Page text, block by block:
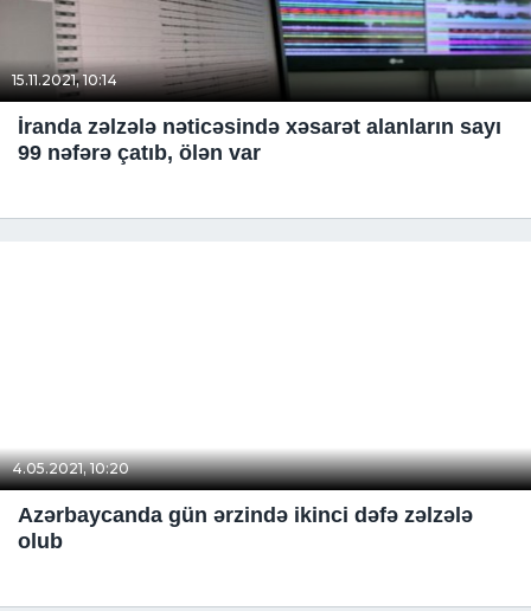
15.11.2021, 10:14
İranda zəlzələ nəticəsində xəsarət alanların sayı
99 nəfərə çatıb, ölən var
4.05.2021, 10:20
Azərbaycanda gün ərzində ikinci dəfə zəlzələ
olub